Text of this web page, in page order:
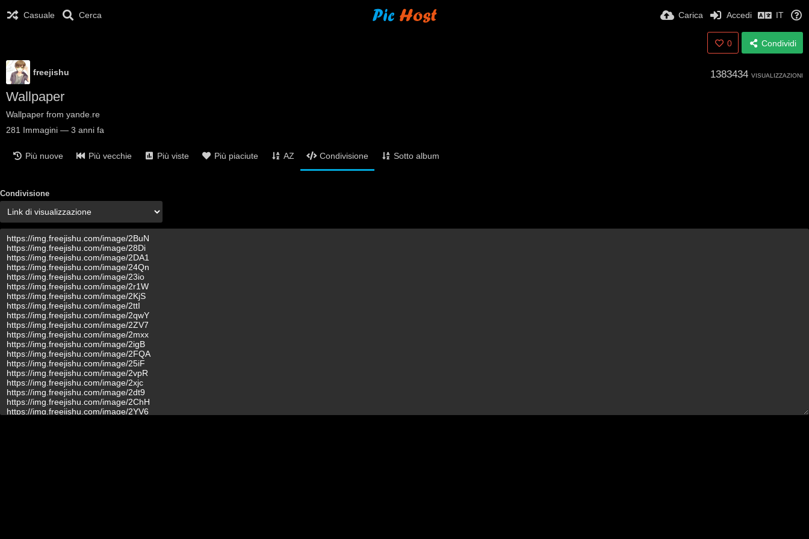
Casuale Cerca Carica Accedi IT
0 Condividi
freejishu 1383434 VISUALIZZAZIONI
Wallpaper
Wallpaper from yande.re
281 Immagini — 3 anni fa
Più nuove Più vecchie Più viste Più piaciute AZ Condivisione Sotto album
Condivisione